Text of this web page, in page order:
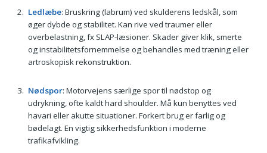
Ledlæbe: Bruskring (labrum) ved skulderens ledskål, som
øger dybde og stabilitet. Kan rive ved traumer eller
overbelastning, fx SLAP-læsioner. Skader giver klik, smerte
og instabilitetsfornemmelse og behandles med træning eller
artroskopisk rekonstruktion.
Nødspor: Motorvejens særlige spor til nødstop og
udrykning, ofte kaldt hard shoulder. Må kun benyttes ved
havari eller akutte situationer. Forkert brug er farlig og
bødelagt. En vigtig sikkerhedsfunktion i moderne
trafikafvikling.